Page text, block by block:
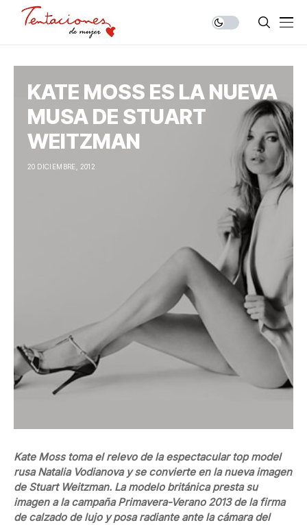
KATE MOSS ES LA NUEVA
MUSA DE STUART
WEITZMAN
20 DICIEMBRE, 2012
Kate Moss toma el relevo de la espectacular top model
rusa Natalia Vodianova y se convierte en la nueva imagen
de Stuart Weitzman. La modelo británica presta su
imagen a la campaña Primavera-Verano 2013 de la firma
de calzado de lujo y posa radiante ante la cámara del